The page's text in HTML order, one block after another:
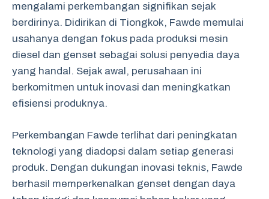
mengalami perkembangan signifikan sejak
berdirinya. Didirikan di Tiongkok, Fawde memulai
usahanya dengan fokus pada produksi mesin
diesel dan genset sebagai solusi penyedia daya
yang handal. Sejak awal, perusahaan ini
berkomitmen untuk inovasi dan meningkatkan
efisiensi produknya.
Perkembangan Fawde terlihat dari peningkatan
teknologi yang diadopsi dalam setiap generasi
produk. Dengan dukungan inovasi teknis, Fawde
berhasil memperkenalkan genset dengan daya